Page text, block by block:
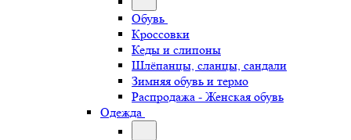
Обувь
Кроссовки
Кеды и слипоны
Шлёпанцы, сланцы, сандали
Зимняя обувь и термо
Распродажа - Женская обувь
Одежда